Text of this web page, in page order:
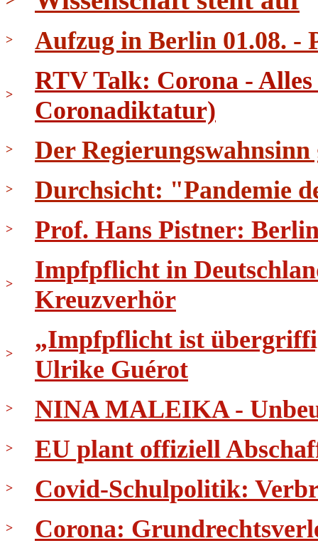
> Aufzug in Berlin 01.08. -
>
RTV Talk: Corona -
Coronadiktatur)
> Der
> Durchsicht: "Pandemie
> Prof. Hans Pistner:
>
Impfpflicht in
Kreuzverhör
>
„Impfpflicht ist
Ulrike Guérot
> NINA MALEIKA -
> EU plant offiziell
> Covid-Schulpolitik:
> Corona: